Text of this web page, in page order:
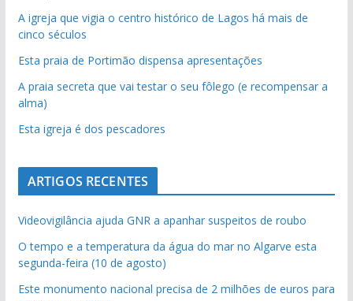
A igreja que vigia o centro histórico de Lagos há mais de
cinco séculos
Esta praia de Portimão dispensa apresentações
A praia secreta que vai testar o seu fôlego (e recompensar a
alma)
Esta igreja é dos pescadores
ARTIGOS RECENTES
Videovigilância ajuda GNR a apanhar suspeitos de roubo
O tempo e a temperatura da água do mar no Algarve esta
segunda-feira (10 de agosto)
Este monumento nacional precisa de 2 milhões de euros para